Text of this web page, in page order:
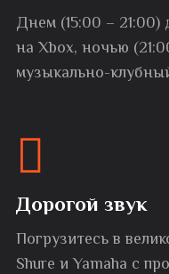
Днем (15:00 – 21:00)
на Xbox, ночью
музыкально-
Дорогой звук
Погрузитесь в
Shure и Yamaha с